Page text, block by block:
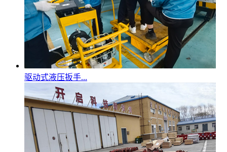
驱动式液压扳手...